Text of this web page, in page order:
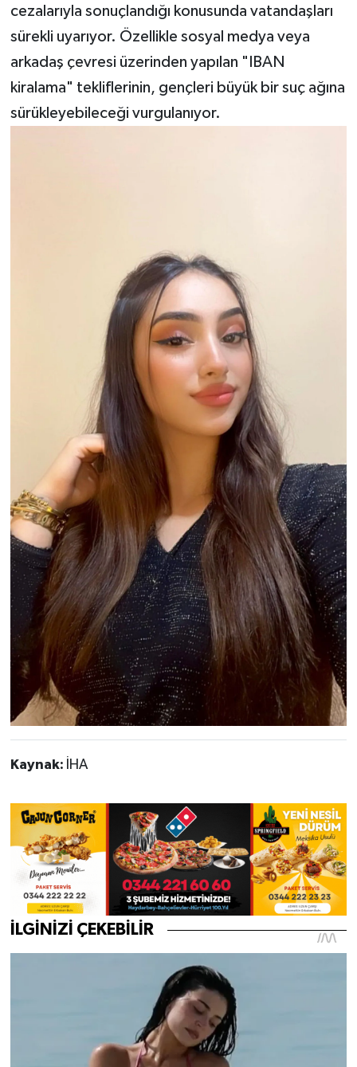
cezalarıyla sonuçlandığı konusunda vatandaşları
sürekli uyarıyor. Özellikle sosyal medya veya
arkadaş çevresi üzerinden yapılan "IBAN
kiralama" tekliflerinin, gençleri büyük bir suç ağına
sürükleyebileceği vurgulanıyor.
Kaynak: İHA